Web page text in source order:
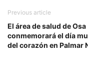
Previous article
El área de salud de Osa
conmemorará el día
del corazón en Palmar